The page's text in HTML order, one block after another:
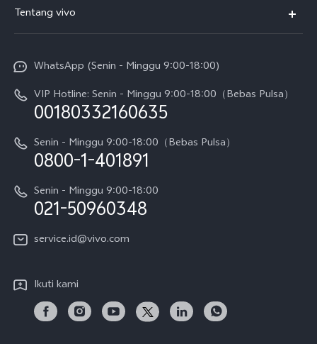
T5 Pro
V70
V70 FE
Y05
X300 Pro
Gerai Terdekat
Service Center
Funtouch OS
Pembaruan Sistem
Harga Spare Part
Otentikasi IMEI
Kebijakan Garansi vivo
Layanan Perbaikan Antar Jemput
Unduh LUT untuk Memulihkan Log
Tentang vivo
Sejarah
Berita
Pemberitahuan Hukum
Tentang Kami
Pusat Privasi vivo
WhatsApp (Senin - Minggu 9:00-18:00)
VIP Hotline: Senin - Minggu 9:00-18:00（Bebas Pulsa）
00180332160635
Senin - Minggu 9:00-18:00（Bebas Pulsa）
0800-1-401891
Senin - Minggu 9:00-18:00
021-50960348
service.id@vivo.com
Ikuti kami